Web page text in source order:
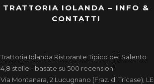
TRATTORIA IOLANDA – INFO &
CONTATTI
Trattoria Iolanda Ristorante Tipico del Salento
4,8 stelle - basate su 500 recensioni
Via Montanara, 2 Lucugnano (Fraz. di Tricase) LE